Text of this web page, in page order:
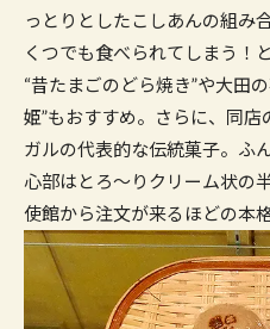
っとりとしたこしあんの組み
くつでも食べられてしまう！
“昔たまごのどら焼き”や大田
姫”もおすすめ。さらに、同
ガルの代表的な伝統菓子。ふ
心部はとろ〜りクリーム状の
使館から注文が来るほどの本格